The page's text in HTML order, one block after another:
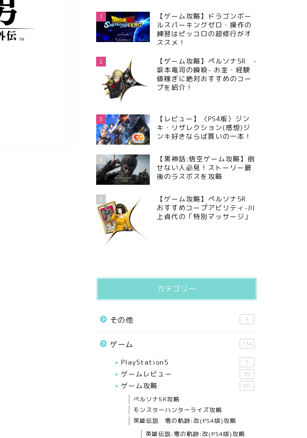
1
【ゲーム攻略】ドラゴンボー
ルスパーキングゼロ・操作の
練習はピッコロの超修行がオ
ススメ！
2
【ゲーム攻略】ペルソナ5R -
坂本竜司の瞬殺- お金・経験
値稼ぎに絶対おすすめのコー
プを紹介！
3
【レビュー】〈PS4版〉ジン
キ・リザレクション(感想)ジ
ンキ好きならば買いの一本！
4
【黒神話:悟空ゲーム攻略】倒
せない人必見！ストーリー最
後のラスボスを攻略
5
【ゲーム攻略】ペルソナ5R
おすすめコープアビリティ-川
上貞代の「特別マッサージ」
カテゴリー
その他 4
ゲーム 134
PlayStation5 5
ゲームレビュー 39
ゲーム攻略 68
ペルソナ5R攻略
モンスターハンターライズ攻略
英雄伝説 零の軌跡:改(PS4版)攻略
英雄伝説:零の軌跡:改(PS4版)攻略